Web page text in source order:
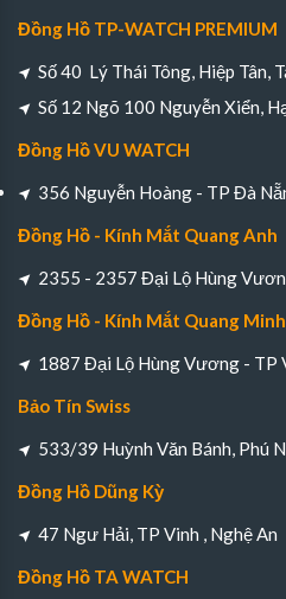
Đồng Hồ TP-WATCH PREMIUM
Số 40 Lý Thái Tông, Hiệp Tân,
Số 12 Ngõ 100 Nguyễn Xiển,
Đồng Hồ VU WATCH
356 Nguyễn Hoàng - TP Đà
Đồng Hồ - Kính Mắt Quang Anh
2355 - 2357 Đại Lộ Hùng
Đồng Hồ - Kính Mắt Quang Minh
1887 Đại Lộ Hùng Vương - TP
Bảo Tín Swiss
533/39 Huỳnh Văn Bánh, Phú
Đồng Hồ Dũng Kỳ
47 Ngư Hải, TP Vinh , Nghệ An
Đồng Hồ TA WATCH